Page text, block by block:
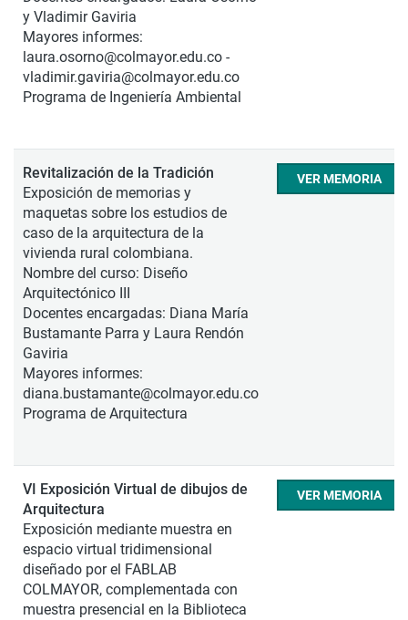
y Vladimir Gaviria
Mayores informes:
laura.osorno@colmayor.edu.co -
vladimir.gaviria@colmayor.edu.co
Programa de Ingeniería Ambiental
Revitalización de la Tradición
Exposición de memorias y
maquetas sobre los estudios de
caso de la arquitectura de la
vivienda rural colombiana.
Nombre del curso: Diseño
Arquitectónico III
Docentes encargadas: Diana María
Bustamante Parra y Laura Rendón
Gaviria
Mayores informes:
diana.bustamante@colmayor.edu.co
Programa de Arquitectura
VER MEMORIA
VI Exposición Virtual de dibujos de
Arquitectura
Exposición mediante muestra en
espacio virtual tridimensional
diseñado por el FABLAB
COLMAYOR, complementada con
muestra presencial en la Biblioteca
VER MEMORIA